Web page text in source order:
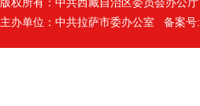
版权所有：中共西藏自治区委员会办公厅
主办单位：中共拉萨市委办公室 备案号: